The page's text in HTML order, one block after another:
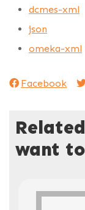
dcmes-xml
json
omeka-xml
Facebook
want